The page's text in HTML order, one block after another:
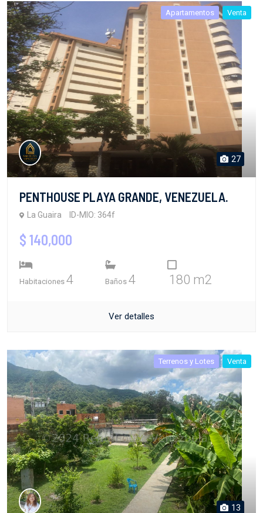
Apartamentos Venta
27
PENTHOUSE PLAYA GRANDE, VENEZUELA.
La Guaira ID-MIO: 364f
$ 140,000
Habitaciones 4 Baños 4 180 m2
Ver detalles
Terrenos y Lotes Venta
13